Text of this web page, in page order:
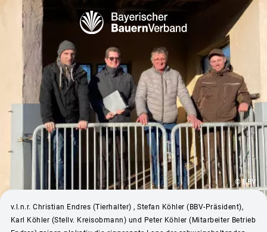
© BBV
v.l.n.r. Christian Endres (Tierhalter) , Stefan Köhler (BBV-Präsident),
Karl Köhler (Stellv. Kreisobmann) und Peter Köhler (Mitarbeiter Betrieb